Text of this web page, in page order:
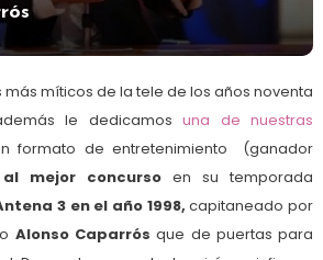
míticos de la tele de los años noventa
le dedicamosuna de nuestras
formato de entretenimiento
(ganador
mejor concurso en su temporada
3 en el año 1998, capitaneado por
Alonso Caparrós que de puertas para